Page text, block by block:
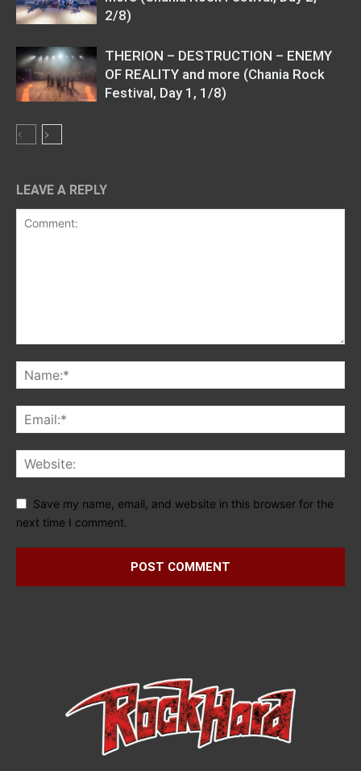
2/8)
THERION – DESTRUCTION – ENEMY
OF REALITY and more (Chania Rock
Festival, Day 1, 1/8)
LEAVE A REPLY
Save my name, email, and website in this browser for the
next time I comment.